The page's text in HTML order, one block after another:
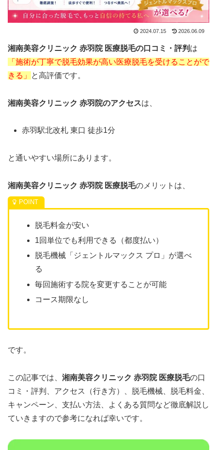
2024.07.15 2026.06.09
湘南美容クリニック 赤羽院 医療脱毛の口コミ・評判 は
「施術が丁寧で脱毛効果が高い医療脱毛を受けることがで
きる」
と高評価です。
湘南美容クリニック 赤羽院のアクセスは、
赤羽駅北改札 東口 徒歩1分
と通いやすい場所にあります。
湘南美容クリニック 赤羽院 医療脱毛のメリットは、
脱毛料金が安い
1回単位でも利用できる（都度払い）
脱毛機械「ジェントルマックス プロ」が選べ
る
毎回施術する院を変更することが可能
コース期限なし
です。
この記事では、 湘南美容クリニック 赤羽院 医療脱毛の口
コミ・評判、アクセス（行き方）、脱毛機械、脱毛料金、
キャンペーン、支払い方法、よくある質問など徹底解説し
ていきますので参考になれば幸いです。